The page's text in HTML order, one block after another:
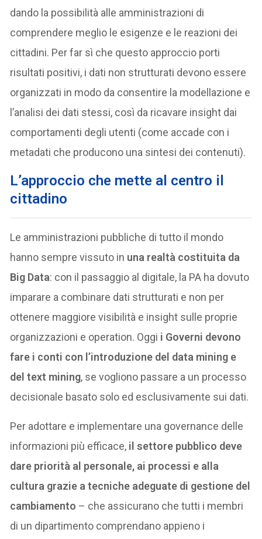
dando la possibilità alle amministrazioni di
comprendere meglio le esigenze e le reazioni dei
cittadini. Per far sì che questo approccio porti
risultati positivi, i dati non strutturati devono essere
organizzati in modo da consentire la modellazione e
l’analisi dei dati stessi, così da ricavare insight dai
comportamenti degli utenti (come accade con i
metadati che producono una sintesi dei contenuti).
L’approccio che mette al centro il
cittadino
Le amministrazioni pubbliche di tutto il mondo
hanno sempre vissuto in una realtà costituita da
Big Data: con il passaggio al digitale, la PA ha dovuto
imparare a combinare dati strutturati e non per
ottenere maggiore visibilità e insight sulle proprie
organizzazioni e operation. Oggi i Governi devono
fare i conti con l’introduzione del data mining e
del text mining, se vogliono passare a un processo
decisionale basato solo ed esclusivamente sui dati.
Per adottare e implementare una governance delle
informazioni più efficace, il settore pubblico deve
dare priorità al personale, ai processi e alla
cultura grazie a tecniche adeguate di gestione del
cambiamento – che assicurano che tutti i membri
di un dipartimento comprendano appieno i